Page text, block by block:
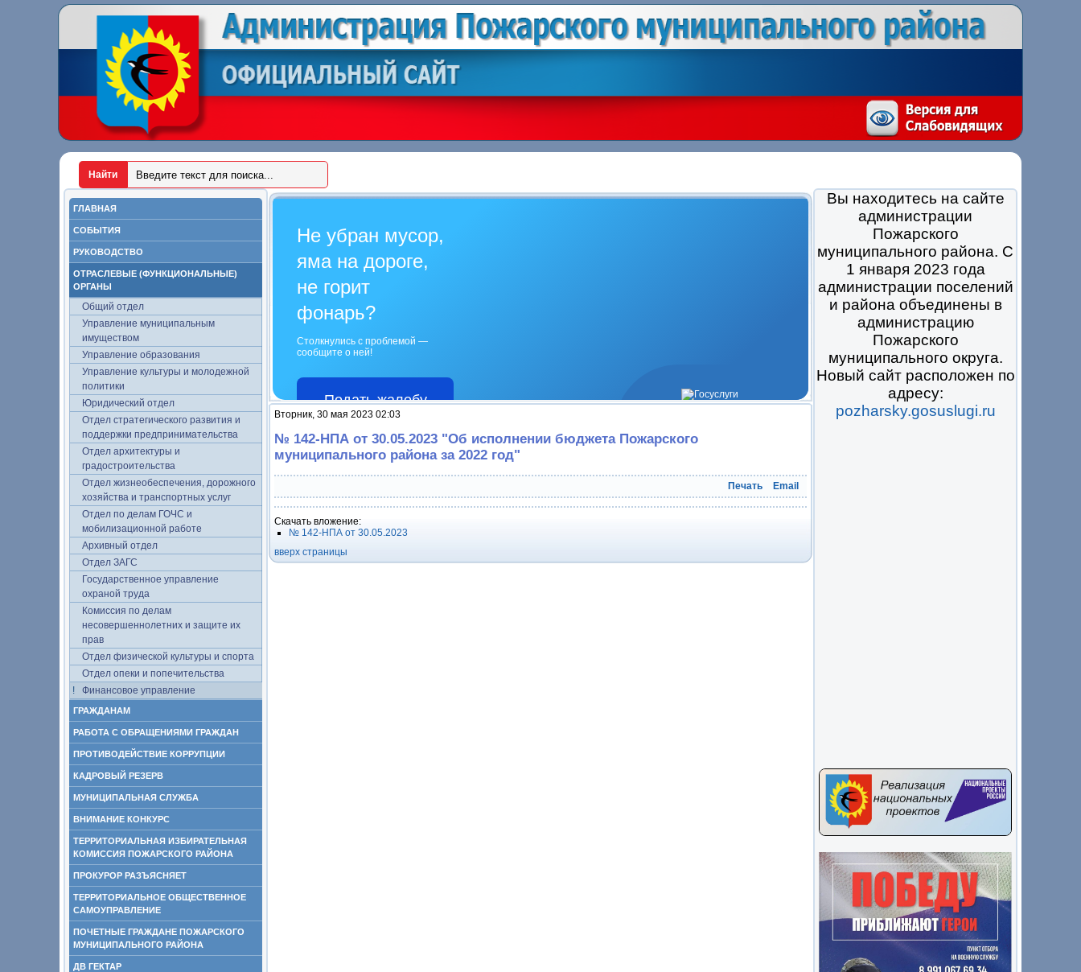
ГЛАВНАЯ
СОБЫТИЯ
РУКОВОДСТВО
ОТРАСЛЕВЫЕ (ФУНКЦИОНАЛЬНЫЕ)
ОРГАНЫ
Общий отдел
Управление муниципальным
имуществом
Управление образования
Управление культуры и молодежной
политики
Юридический отдел
Отдел стратегического развития и
поддержки предпринимательства
Отдел архитектуры и
градостроительства
Отдел жизнеобеспечения, дорожного
хозяйства и транспортных услуг
Отдел по делам ГОЧС и
мобилизационной работе
Архивный отдел
Отдел ЗАГС
Государственное управление
охраной труда
Комиссия по делам
несовершеннолетних и защите их
прав
Отдел физической культуры и спорта
Отдел опеки и попечительства
Финансовое управление
ГРАЖДАНАМ
РАБОТА С ОБРАЩЕНИЯМИ ГРАЖДАН
ПРОТИВОДЕЙСТВИЕ КОРРУПЦИИ
КАДРОВЫЙ РЕЗЕРВ
МУНИЦИПАЛЬНАЯ СЛУЖБА
ВНИМАНИЕ КОНКУРС
ТЕРРИТОРИАЛЬНАЯ ИЗБИРАТЕЛЬНАЯ
КОМИССИЯ ПОЖАРСКОГО РАЙОНА
ПРОКУРОР РАЗЪЯСНЯЕТ
ТЕРРИТОРИАЛЬНОЕ ОБЩЕСТВЕННОЕ
САМОУПРАВЛЕНИЕ
ПОЧЕТНЫЕ ГРАЖДАНЕ ПОЖАРСКОГО
МУНИЦИПАЛЬНОГО РАЙОНА
ДВ ГЕКТАР
Вы находитесь на сайте
администрации
Пожарского
муниципального района. С
1 января 2023 года
администрации поселений
и района объединены в
администрацию
Пожарского
муниципального округа.
Новый сайт расположен по
адресу:
pozharsky.gosuslugi.ru
Не убран мусор,
яма на дороге,
не горит
фонарь?
Столкнулись с проблемой —
сообщите о ней!
Подать жалобу
Вторник, 30 мая 2023 02:03
№ 142-НПА от 30.05.2023 "Об исполнении бюджета Пожарского
муниципального района за 2022 год"
Печать Email
Скачать вложение:
№ 142-НПА от 30.05.2023
вверх страницы